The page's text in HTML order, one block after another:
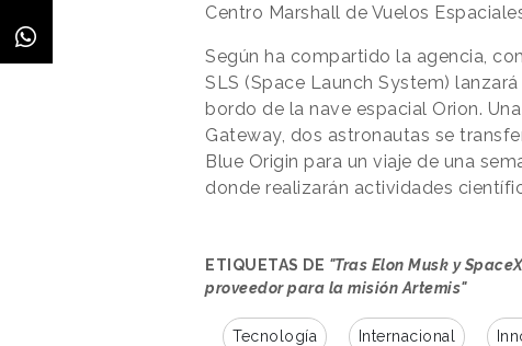
Centro Marshall de Vuelos
Según ha compartido la agencia,
SLS (Space Launch System)
bordo de la nave espacial Orion.
Gateway, dos astronautas se
Blue Origin para un viaje de una
donde realizarán actividades
ETIQUETAS DE "Tras Elon Musk y
proveedor para la misión Artemis"
Tecnología Internacional